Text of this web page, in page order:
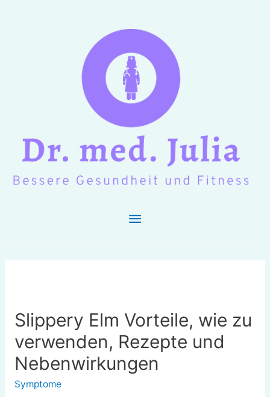
Hauptmenü
Slippery Elm Vorteile, wie zu
verwenden, Rezepte und
Nebenwirkungen
Symptome